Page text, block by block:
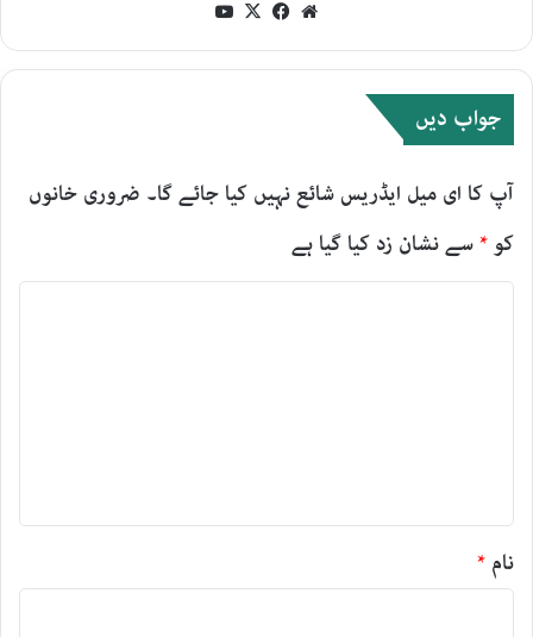
Website
Facebook
X
جواب دیں
آپ کا ای میل ایڈریس شائع نہیں کیا جائے گا۔ ضروری خانوں
کو *سے نشان زد کیا گیا ہے
نام *